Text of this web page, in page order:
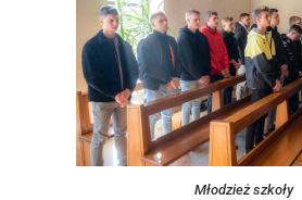
Młodzież szkoły